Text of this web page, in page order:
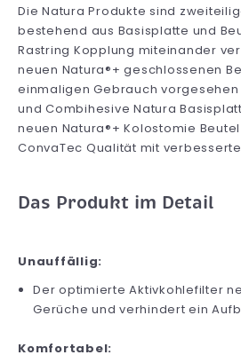
Die Natura Produkte sind
bestehend aus Basisplatte und
Rastring Kopplung miteinander
neuen Natura®+ geschlossenen
einmaligen Gebrauch
und Combihesive Natura
neuen Natura®+ Kolostomie
ConvaTec Qualität mit
Das Produkt im Detail
Unauffällig:
Der optimierte Aktivkohlefilter
Gerüche und verhindert ein
Komfortabel: